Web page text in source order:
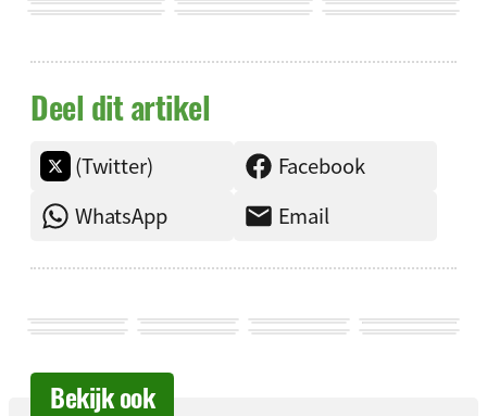
Deel dit artikel
(Twitter)
Facebook
WhatsApp
Email
Bekijk ook